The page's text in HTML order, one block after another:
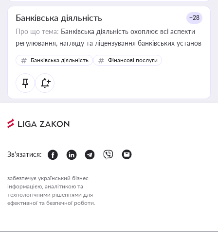
Банківська діяльність +28
Про що тема: Банківська діяльність охоплює всі аспекти
регулювання, нагляду та ліцензування банківських установ
Банківська діяльність Фінансові послуги
Зв'язатися:
забезпечує український бізнес
інформацією, аналітикою та
технологічними рішеннями для
ефективної та безпечної роботи.